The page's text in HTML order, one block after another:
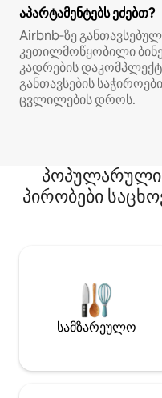
აპარტამენტებს ეძებთ?
Airbnb‑ზე
კეთილმოწყობილი
კადრების
განთავსების
ცვლილების დროს.
პოპულარული
პირობები
სამზარეულო